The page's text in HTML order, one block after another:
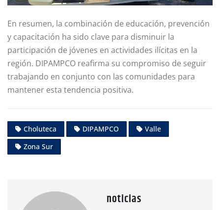
En resumen, la combinación de educación, prevención
y capacitación ha sido clave para disminuir la
participación de jóvenes en actividades ilícitas en la
región. DIPAMPCO reafirma su compromiso de seguir
trabajando en conjunto con las comunidades para
mantener esta tendencia positiva.
Choluteca DIPAMPCO
Valle
Zona Sur
noticias